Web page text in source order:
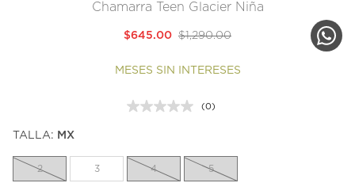
Chamarra Teen Glacier Niña
$1,290.00
$645.00
MESES SIN INTERESES
Sin
la
misma
(0)
TALLA: MX
2 3 4 5